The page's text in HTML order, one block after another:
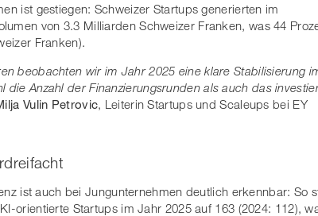
ist gestiegen: Schweizer Startups generierten im
von 3.3 Milliarden Schweizer Franken, was 44
Franken).
beobachten wir im Jahr 2025 eine klare Stabilisierung
die Anzahl der Finanzierungsrunden als auch das
Vulin Petrovic, Leiterin Startups und Scaleups bei EY
ist auch bei Jungunternehmen deutlich erkennbar: So
orientierte Startups im Jahr 2025 auf 163 (2024: 112),